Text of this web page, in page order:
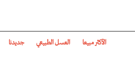
الأكثر مبيعا العسل الطبيعي جديدنا